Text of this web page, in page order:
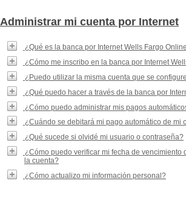
Administrar mi cuenta por Internet
¿Qué es la banca por Internet Wells Fargo
¿Cómo me inscribo en la banca por Internet
¿Puedo utilizar la misma cuenta que se
¿Qué puedo hacer a través de la banca por
¿Cómo puedo administrar mis pagos
¿Cuándo se debitará mi pago automático de mi
¿Qué sucede si olvidé mi usuario o contraseña?
¿Cómo puedo verificar mi fecha de
la cuenta?
¿Cómo actualizo mi información personal?